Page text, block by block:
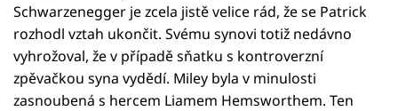
Schwarzenegger je zcela jistě velice rád, že se Patrick
rozhodl vztah ukončit. Svému synovi totiž nedávno
vyhrožoval, že v případě sňatku s kontroverzní
zpěvačkou syna vydědí. Miley byla v minulosti
zasnoubená s hercem Liamem Hemsworthem. Ten